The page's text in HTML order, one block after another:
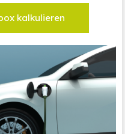
kalkulieren